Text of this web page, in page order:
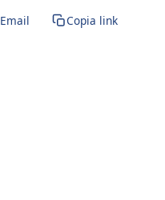
Email Copia link